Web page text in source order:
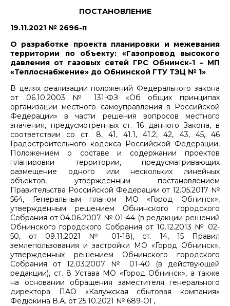
ПОСТАНОВЛЕНИЕ
19.11.2021 № 2696-п
О разработке проекта планировки и межевания
территории по объекту: «Газопровод высокого
давления от газовых сетей ГРС Обнинск-1 – МП
«Теплоснабжение» до Обнинской ГТУ ТЭЦ № 1»
В целях реализации положений Федерального закона
от 06.10.2003 № 131-ФЗ «Об общих принципах
организации местного самоуправления в Российской
Федерации» в части решения вопросов местного
значения, предусмотренных ст. 16 данного Закона, в
соответствии со ст. 8, 41, 41.1, 41.2, 42, 43, 45, 46
Градостроительного кодекса Российской Федерации,
Положением о составе и содержании проектов
планировки территории, предусматривающих
размещение одного или нескольких линейных
объектов, утвержденным постановлением
Правительства Российской Федерации от 12.05.2017 №
564, Генеральным планом МО «Город Обнинск»,
утвержденным решением Обнинского городского
Собрания от 04.06.2007 № 01-44 (в редакции решений
Обнинского городского Собрания от 10.12.2013 № 02-
50, от 09.11.2021 № 01-18), ст. 14, 15 Правил
землепользования и застройки МО «Город Обнинск»,
утвержденных решением Обнинского городского
Собрания от 12.03.2007 № 01-40 (в действующей
редакции), ст. 8 Устава МО «Город Обнинск», а также
на основании обращения заместителя генерального
директора ПАО «Калужская сбытовая компания»
Федюкина В.А. от 25.10.2021 № 689-ОГ,